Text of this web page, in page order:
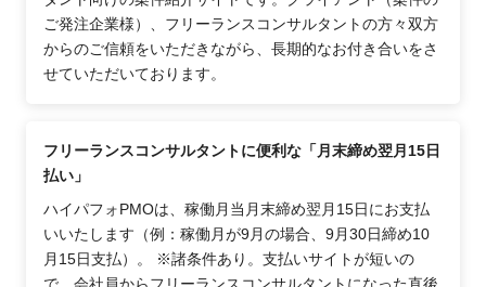
ご発注企業様）、フリーランスコンサルタントの方々双方
からのご信頼をいただきながら、長期的なお付き合いをさ
せていただいております。
フリーランスコンサルタントに便利な「月末締め翌月15日
払い」
ハイパフォPMOは、稼働月当月末締め翌月15日にお支払
いいたします（例：稼働月が9月の場合、9月30日締め10
月15日支払）。 ※諸条件あり。支払いサイトが短いの